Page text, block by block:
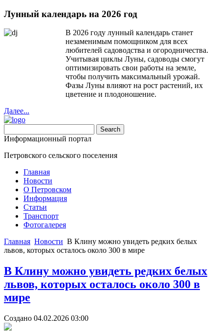
Лунный календарь на 2026 год
В 2026 году лунный календарь станет
незаменимым помощником для всех
любителей садоводства и огородничества.
Учитывая циклы Луны, садоводы смогут
оптимизировать свои работы на земле,
чтобы получить максимальный урожай.
Фазы Луны влияют на рост растений, их
цветение и плодоношение.
Далее...
Информационный портал
Петровского сельского поселения
Главная
Новости
О Петровском
Информация
Статьи
Транспорт
Фотогалерея
Главная Новости В Клину можно увидеть редких белых
львов, которых осталось около 300 в мире
В Клину можно увидеть редких белых
львов, которых осталось около 300 в
мире
Создано 04.02.2026 03:00